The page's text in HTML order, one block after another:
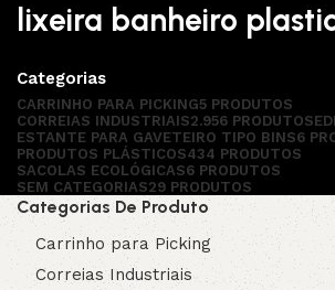
lixeira banheiro
Categorias
CARRINHO PARA PICKING5 PRODUTOS
CORREIAS INDUSTRIAIS2.956 PRODUTOS
ESTANTE PARA GAVETEIRO TIPO BINS6
PRODUTOS PLÁSTICOS434 PRODUTOS
SACOLAS ECOLÓGICAS6 PRODUTOS
SEM CATEGORIAS29 PRODUTOS
Categorias De Produto
Carrinho para Picking
Correias Industriais